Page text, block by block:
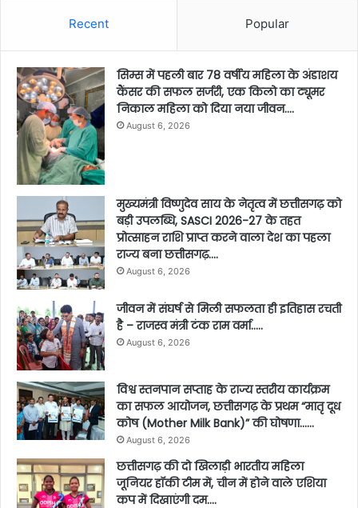
Recent Popular
सिम्स में पहली बार 78 वर्षीय महिला के अंडाशय
कैंसर की सफल सर्जरी, एक किलो का ट्यूमर
निकाल महिला को दिया नया जीवन….
August 6, 2026
मुख्यमंत्री विष्णुदेव साय के नेतृत्व में छत्तीसगढ़ को
बड़ी उपलब्धि, SASCI 2026-27 के तहत
प्रोत्साहन राशि प्राप्त करने वाला देश का पहला
राज्य बना छत्तीसगढ़….
August 6, 2026
जीवन में संघर्ष से मिली सफलता ही इतिहास रचती
है – राजस्व मंत्री टंक राम वर्मा…..
August 6, 2026
विश्व स्तनपान सप्ताह के राज्य स्तरीय कार्यक्रम
का सफल आयोजन, छत्तीसगढ़ के प्रथम “मातृ दूध
कोष (Mother Milk Bank)” की घोषणा……
August 6, 2026
छत्तीसगढ़ की दो खिलाड़ी भारतीय महिला
जूनियर हॉकी टीम में, चीन में होने वाले एशिया
कप में दिखाएंगी दम….